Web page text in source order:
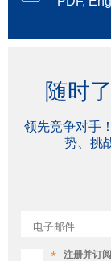
随时
领先竞争对手
势、挑
电子邮件
注册并订